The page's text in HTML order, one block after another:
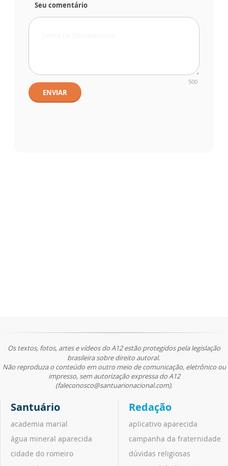
Seu comentário
500
ENVIAR
Os textos, fotos, artes e vídeos do A12 estão protegidos pela legislação
brasileira sobre direito autoral.
Não reproduza o conteúdo em outro meio de comunicação, eletrônico ou
impresso, sem autorização expressa do A12
(faleconosco@santuarionacional.com).
Santuário
academia marial
água mineral aparecida
cidade do romeiro
Redação
aplicativo aparecida
campanha da fraternidade
dúvidas religiosas